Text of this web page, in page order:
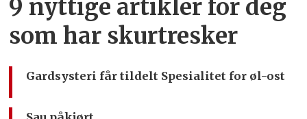
9 nyttige artikler for deg
som har skurtresker
Gardsysteri får tildelt Spesialitet for øl-ost